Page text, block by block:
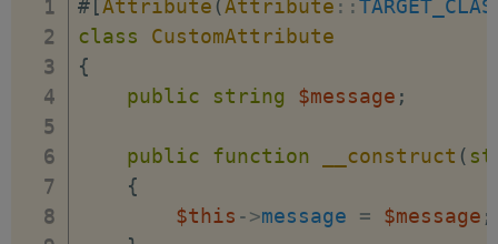
#[Attribute (Attribute ::
class
CustomAttribute
{
public
string $message ;
public function __construct (
{
$this ->message = $message ;